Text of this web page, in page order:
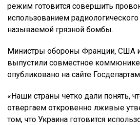
режим готовится совершить
использованием
называемой грязной бомбы.
Министры обороны Франции, США
выпустили совместное
опубликовано на сайте
«Наши страны четко дали понять,
отвергаем откровенно лживые
том, что Украина готовится